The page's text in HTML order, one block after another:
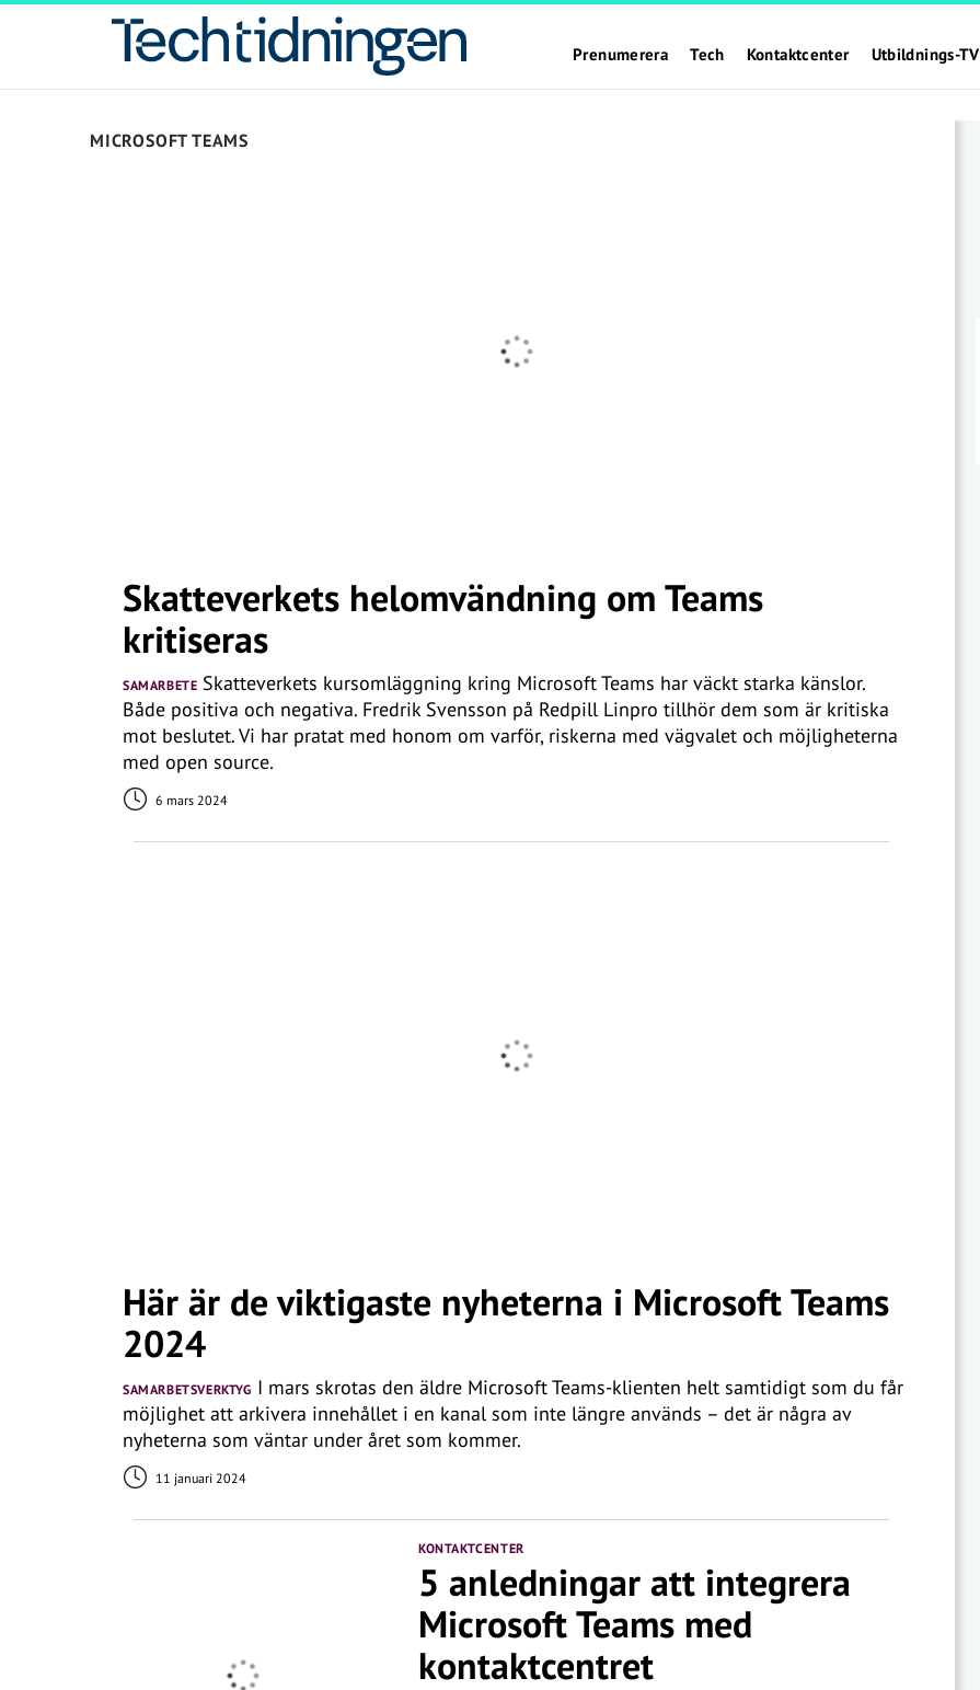
Prenumerera Tech Kontaktcenter Utbildnings-TV
MICROSOFT TEAMS
Skatteverkets helomvändning om Teams
kritiseras
SAMARBETE Skatteverkets kursomläggning kring Microsoft Teams har väckt starka känslor.
Både positiva och negativa. Fredrik Svensson på Redpill Linpro tillhör dem som är kritiska
mot beslutet. Vi har pratat med honom om varför, riskerna med vägvalet och möjligheterna
med open source.
6 mars 2024
Här är de viktigaste nyheterna i Microsoft Teams
2024
SAMARBETSVERKTYG I mars skrotas den äldre Microsoft Teams-klienten helt samtidigt som du får
möjlighet att arkivera innehållet i en kanal som inte längre används – det är några av
nyheterna som väntar under året som kommer.
11 januari 2024
KONTAKTCENTER
5 anledningar att integrera
Microsoft Teams med
kontaktcentret